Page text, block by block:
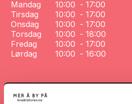
Mandag 10:00 -17:00
Tirsdag
10:00 -17:00
Onsdag
10:00 -17:00
Torsdag
10:00 -18:00
Fredag
10:00 -17:00
Lørdag
10:00 -16:00
Telefonnummer: +47 40 03